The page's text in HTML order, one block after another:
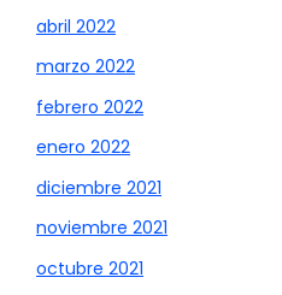
abril 2022
marzo 2022
febrero 2022
enero 2022
diciembre 2021
noviembre 2021
octubre 2021